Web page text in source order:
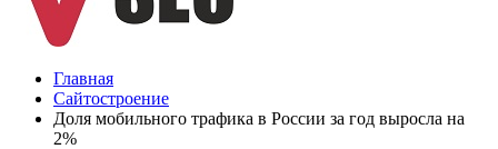
Главная
Сайтостроение
Доля мобильного трафика в России за год выросла на
2%